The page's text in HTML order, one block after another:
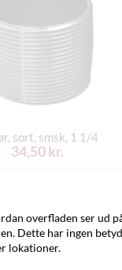
sort, smsk, 1 1/4
34,50 kr.
overfladen ser ud
Dette har ingen
lokationer.